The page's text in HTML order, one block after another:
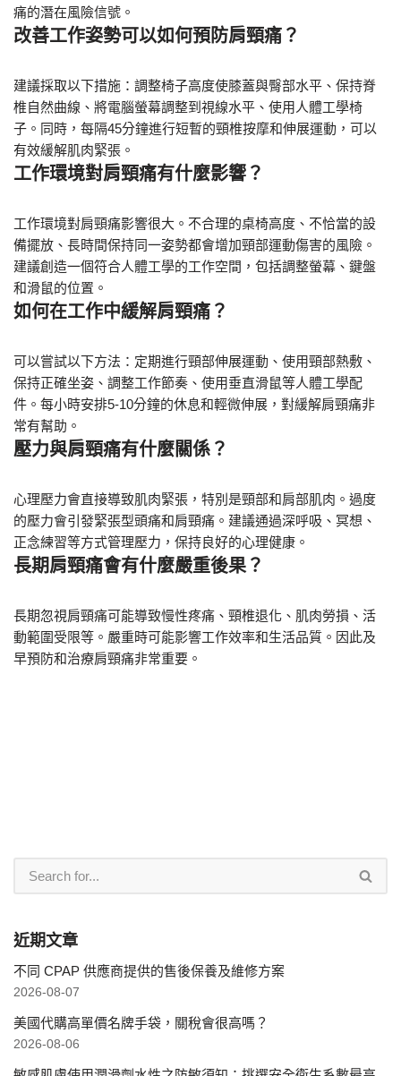
痛的潛在風險信號。
改善工作姿勢可以如何預防肩頸痛？
建議採取以下措施：調整椅子高度使膝蓋與臀部水平、保持脊
椎自然曲線、將電腦螢幕調整到視線水平、使用人體工學椅
子。同時，每隔45分鐘進行短暫的頸椎按摩和伸展運動，可以
有效緩解肌肉緊張。
工作環境對肩頸痛有什麼影響？
工作環境對肩頸痛影響很大。不合理的桌椅高度、不恰當的設
備擺放、長時間保持同一姿勢都會增加頸部運動傷害的風險。
建議創造一個符合人體工學的工作空間，包括調整螢幕、鍵盤
和滑鼠的位置。
如何在工作中緩解肩頸痛？
可以嘗試以下方法：定期進行頸部伸展運動、使用頸部熱敷、
保持正確坐姿、調整工作節奏、使用垂直滑鼠等人體工學配
件。每小時安排5-10分鐘的休息和輕微伸展，對緩解肩頸痛非
常有幫助。
壓力與肩頸痛有什麼關係？
心理壓力會直接導致肌肉緊張，特別是頸部和肩部肌肉。過度
的壓力會引發緊張型頭痛和肩頸痛。建議通過深呼吸、冥想、
正念練習等方式管理壓力，保持良好的心理健康。
長期肩頸痛會有什麼嚴重後果？
長期忽視肩頸痛可能導致慢性疼痛、頸椎退化、肌肉勞損、活
動範圍受限等。嚴重時可能影響工作效率和生活品質。因此及
早預防和治療肩頸痛非常重要。
近期文章
不同 CPAP 供應商提供的售後保養及維修方案
2026-08-07
美國代購高單價名牌手袋，關稅會很高嗎？
2026-08-06